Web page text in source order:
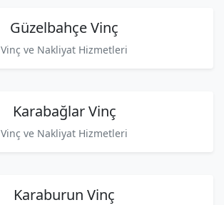
Güzelbahçe Vinç
Vinç ve Nakliyat Hizmetleri
Karabağlar Vinç
Vinç ve Nakliyat Hizmetleri
Karaburun Vinç